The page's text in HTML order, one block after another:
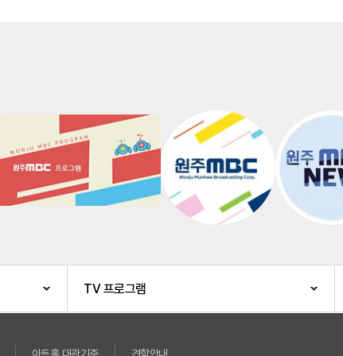
TV 프로그램
아트홀 대관기준 견학안내